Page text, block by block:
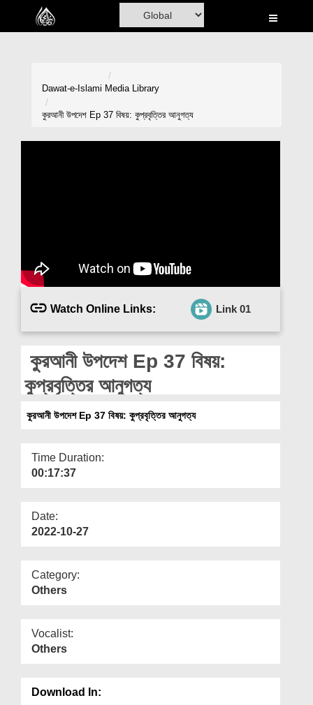
Home
Magazine
Departments
Dawat-e-Islami Media Library
কুরআনী উপদেশ Ep 37 বিষয়: কুপ্রবৃত্তির আনুগত্য
Watch Online Links: Link 01
কুরআনী উপদেশ Ep 37 বিষয়:
কুপ্রবৃত্তির আনুগত্য
কুরআনী উপদেশ Ep 37 বিষয়: কুপ্রবৃত্তির আনুগত্য
Time Duration:
00:17:37
Date:
2022-10-27
Category:
Others
Vocalist:
Others
Download In: